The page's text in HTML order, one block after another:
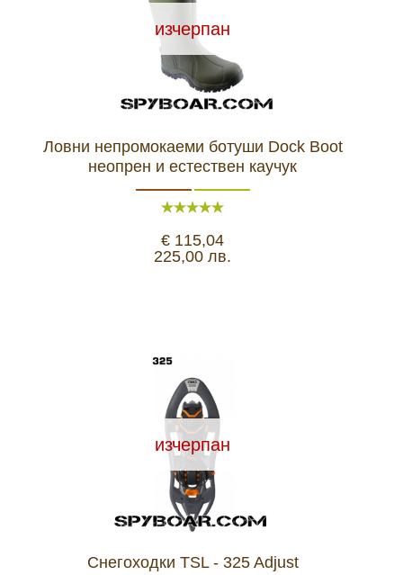
изчерпан
Ловни непромокаеми ботуши Dock Boot
неопрен и естествен каучук
€ 115,04
225,00 лв.
изчерпан
Снегоходки TSL - 325 Adjust